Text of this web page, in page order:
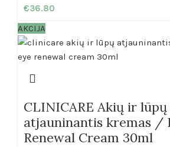
€36.80
AKCIJA
CLINICARE Akių ir lūpų
atjauninantis kremas /
Renewal Cream 30ml